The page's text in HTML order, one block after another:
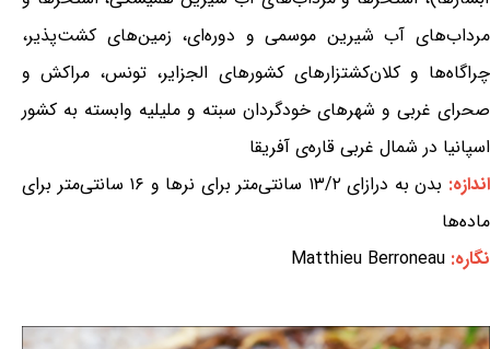
مرداب‌های آب شیرین موسمی و دوره‌ای، زمین‌های کشت‌پذیر،
چراگاه‌ها و کلان‌کشتزارهای کشورهای الجزایر، تونس، مراکش و
صحرای غربی و شهرهای خودگردان سبته و ملیلیه وابسته به کشور
اسپانیا در شمال غربی قاره‌ی آفریقا
اندازه:
بدن به درازای ۱۳/۲ سانتی‌متر برای نرها و ۱۶ سانتی‌متر برای
ماده‌ها
نگاره: Matthieu Berroneau